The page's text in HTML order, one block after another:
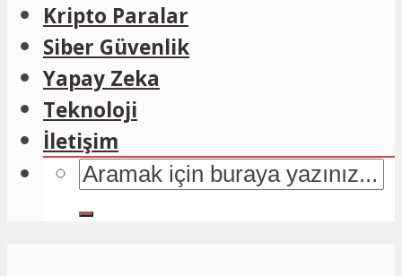
Kripto Paralar
Siber Güvenlik
Yapay Zeka
Teknoloji
İletişim